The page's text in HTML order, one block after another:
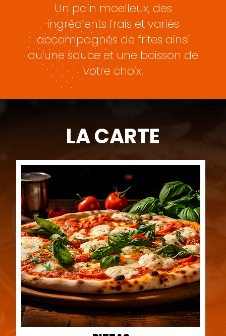
Un pain moelleux, des
ingrédients frais et variés
accompagnés de frites ainsi
qu'une sauce et une boisson de
votre choix.
LA CARTE